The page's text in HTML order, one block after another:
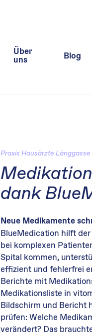
Über
uns
Blog
Praxis Hausärzte
dank
Neue Medikamente
BlueMedication hilft
bei komplexen
Spital kommen,
effizient und fehlerfrei
Berichte mit
Medikationsliste in
Bildschirm und Bericht
prüfen: Welche
verändert? Das